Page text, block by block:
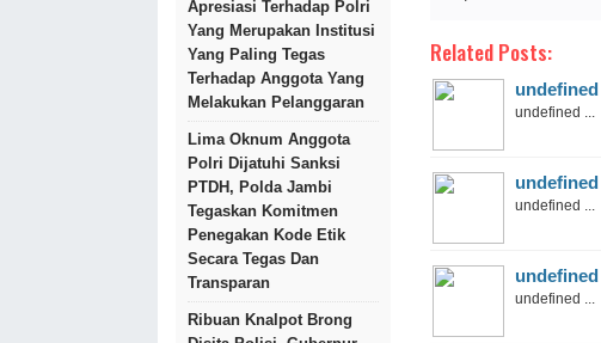
Apresiasi Terhadap Polri
Yang Merupakan Institusi
Yang Paling Tegas
Terhadap Anggota Yang
Melakukan Pelanggaran
Lima Oknum Anggota
Polri Dijatuhi Sanksi
PTDH, Polda Jambi
Tegaskan Komitmen
Penegakan Kode Etik
Secara Tegas Dan
Transparan
Ribuan Knalpot Brong
Related Posts:
undefined
undefined ...
undefined
undefined ...
undefined
undefined ...